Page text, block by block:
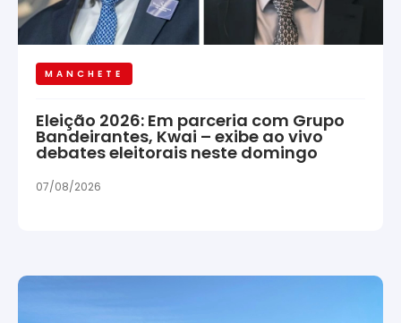
MANCHETE
Eleição 2026: Em parceria com Grupo
Bandeirantes, Kwai – exibe ao vivo
debates eleitorais neste domingo
07/08/2026